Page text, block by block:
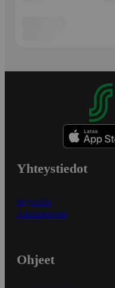
Yhteystiedot
Myymälät
Asiakaspalvelu
Ohjeet